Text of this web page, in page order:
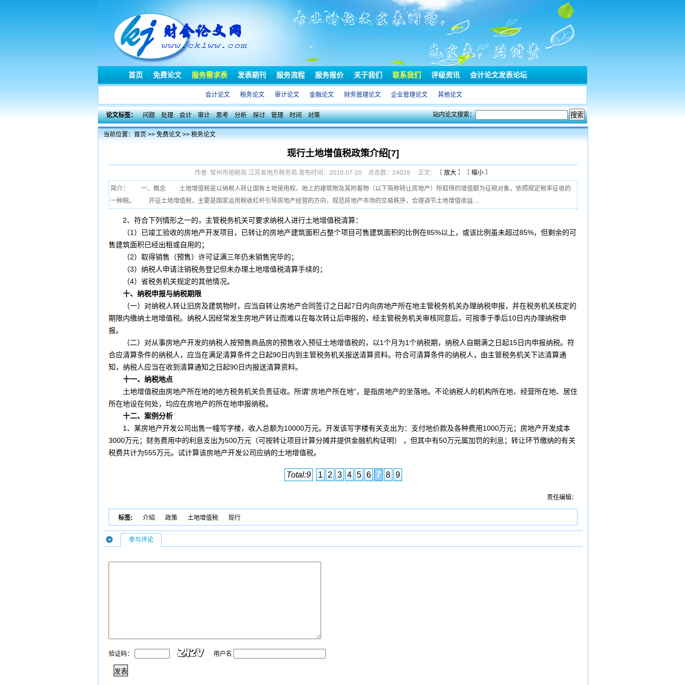
首页 免费论文 服务需求表 发表期刊 服务流程 服务报价 关于我们 联系我们 评级资讯 会计论文发表论坛
会计论文 税务论文 审计论文 金融论文 财务管理论文 企业管理论文 其他论文
论文标签： 问题 处理 会计 审计 思考 分析 探讨 管理 时间 对策 站内论文搜索：
当前位置：首页>>免费论文>>税务论文
现行土地增值税政策介绍[7]
作者: 常州市地税局 江苏省地方税务局 发布时间：2010-07-20 点击数：24029 正文：【 放大 】【 缩小 】
简介： 一、概念 土地增值税是以纳税人转让国有土地使用权、地上的建筑物及其附着物（以下简称转让房地产）所取得的增值额为征税对象，依照规定税率征收的
一种税。 开征土地增值税，主要是国家运用税收杠杆引导房地产经营的方向，规范房地产市场的交易秩序，合理调节土地增值收益 ...
2、符合下列情形之一的，主管税务机关可要求纳税人进行土地增值税清算：
（1）已竣工验收的房地产开发项目，已转让的房地产建筑面积占整个项目可售建筑面积的比例在85%以上，或该比例虽未超过85%，但剩余的可
售建筑面积已经出租或自用的；
（2）取得销售（预售）许可证满三年仍未销售完毕的；
（3）纳税人申请注销税务登记但未办理土地增值税清算手续的；
（4）省税务机关规定的其他情况。
十、 纳税申报与纳税期限
（一）对纳税人转让旧房及建筑物时，应当自转让房地产合同签订之日起7日内向房地产所在地主管税务机关办理纳税申报，并在税务机关核定的
期限内缴纳土地增值税。纳税人因经常发生房地产转让而难以在每次转让后申报的，经主管税务机关审核同意后，可按季于季后10日内办理纳税申
报。
（二）对从事房地产开发的纳税人按预售商品房的预售收入预征土地增值税的，以1个月为1个纳税期，纳税人自期满之日起15日内申报纳税。符
合应清算条件的纳税人，应当在满足清算条件之日起90日内到主管税务机关报送清算资料。符合可清算条件的纳税人，由主管税务机关下达清算通
知，纳税人应当在收到清算通知之日起90日内报送清算资料。
十一、纳税地点
土地增值税由房地产所在地的地方税务机关负责征收。所谓“房地产所在地”，是指房地产的坐落地。不论纳税人的机构所在地、经营所在地、居住
所在地设在何处，均应在房地产的所在地申报纳税。
十二、案例分析
1、某房地产开发公司出售一幢写字楼，收入总额为10000万元。开发该写字楼有关支出为：支付地价款及各种费用1000万元；房地产开发成本
3000万元；财务费用中的利息支出为500万元（可按转让项目计算分摊并提供金融机构证明） ，但其中有50万元属加罚的利息；转让环节缴纳的有关
税费共计为555万元。试计算该房地产开发公司应纳的土地增值税。
Total:9 1 2 3 4 5 6 7 8 9
责任编辑：
标签: 介绍 政策 土地增值税 现行
参与评论
验证码： 用户名